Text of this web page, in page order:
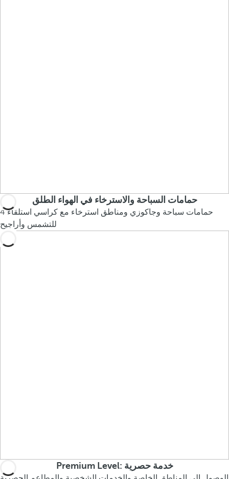
حمامات السباحة والاسترخاء في الهواء الطلق
4 حمامات سباحة وجاكوزي ومناطق استرخاء مع كراسي استلقاء
للتشمس وأراجيح
Premium Level: خدمة حصرية